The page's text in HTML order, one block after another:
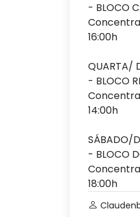
- BLOCO
16:00h
QUARTA/
- BLOCO
14:00h
SÁBADO/
- BLOCO
18:00h